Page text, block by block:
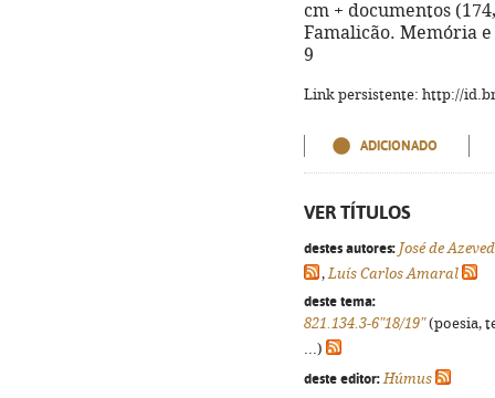
cm + documentos
Famalicão. Memória e
9
Link persistente: http://
ADICIONADO
VER TÍTULOS
destes autores: José de
,Luís Carlos Amaral
deste tema:
821.134.3-6"18/19"(poesia,
...)
deste editor: Húmus